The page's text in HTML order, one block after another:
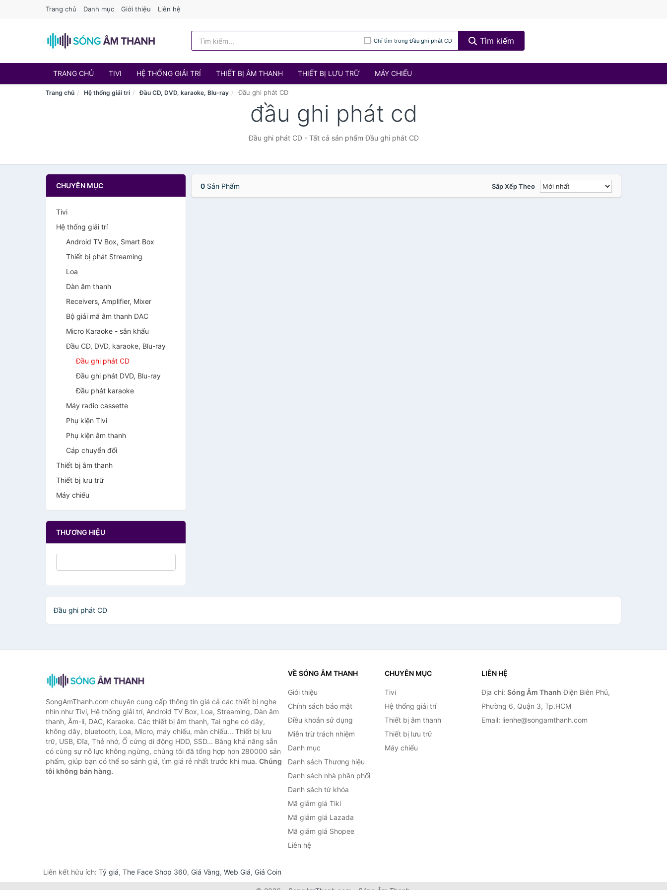
Trang chủ Danh mục Giới thiệu Liên hệ
Chỉ tìm trong Đầu ghi phát CD Tìm kiếm
TRANG CHỦ TIVI HỆ THỐNG GIẢI TRÍ THIẾT BỊ ÂM THANH THIẾT BỊ LƯU TRỮ MÁY CHIẾU
Trang chủ Hệ thống giải trí Đầu CD, DVD, karaoke, Blu-ray Đầu ghi phát CD
đầu ghi phát cd
Đầu ghi phát CD - Tất cả sản phẩm Đầu ghi phát CD
CHUYÊN MỤC
Tivi
Hệ thống giải trí
Android TV Box, Smart Box
Thiết bị phát Streaming
Loa
Dàn âm thanh
Receivers, Amplifier, Mixer
Bộ giải mã âm thanh DAC
Micro Karaoke - sân khấu
Đầu CD, DVD, karaoke, Blu-ray
Đầu ghi phát CD
Đầu ghi phát DVD, Blu-ray
Đầu phát karaoke
Máy radio cassette
Phụ kiện Tivi
Phụ kiện âm thanh
Cáp chuyển đổi
Thiết bị âm thanh
Thiết bị lưu trữ
Máy chiếu
THƯƠNG HIỆU
0Sản Phẩm Sắp Xếp Theo
Đầu ghi phát CD
SongAmThanh.com chuyên cung cấp thông tin giá cả các thiết bị nghe
nhìn như Tivi, Hệ thống giải trí, Android TV Box, Loa, Streaming, Dàn âm
thanh, Âm-li, DAC, Karaoke. Các thiết bị âm thanh, Tai nghe có dây,
không dây, bluetooth, Loa, Micro, máy chiếu, màn chiếu... Thiết bị lưu
trữ, USB, Đĩa, Thẻ nhớ, Ổ cứng di động HDD, SSD... Bằng khả năng sẵn
có cùng sự nỗ lực không ngừng, chúng tôi đã tổng hợp hơn 280000 sản
phẩm, giúp bạn có thể so sánh giá, tìm giá rẻ nhất trước khi mua. Chúng
tôi không bán hàng.
VỀ SÓNG ÂM THANH
Giới thiệu
Chính sách bảo mật
Điều khoản sử dụng
Miễn trừ trách nhiệm
Danh mục
Danh sách Thương hiệu
Danh sách nhà phân phối
Danh sách từ khóa
Mã giảm giá Tiki
Mã giảm giá Lazada
Mã giảm giá Shopee
Liên hệ
CHUYÊN MỤC
Tivi
Hệ thống giải trí
Thiết bị âm thanh
Thiết bị lưu trữ
Máy chiếu
LIÊN HỆ
Địa chỉ: Sóng Âm Thanh Điện Biên Phủ,
Phường 6, Quận 3, Tp.HCM
Email: lienhe@songamthanh.com
Liên kết hữu ích: Tỷ giá, The Face Shop 360, Giá Vàng, Web Giá, Giá Coin